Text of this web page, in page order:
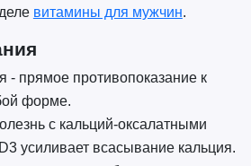
витамины для мужчин.
- прямое противопоказание к
форме.
с кальций-оксалатными
усиливает всасывание кальция.